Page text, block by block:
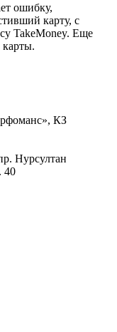
ошибку,
карту, с
TakeMoney. Еще
КЗ
Нурсултан
40